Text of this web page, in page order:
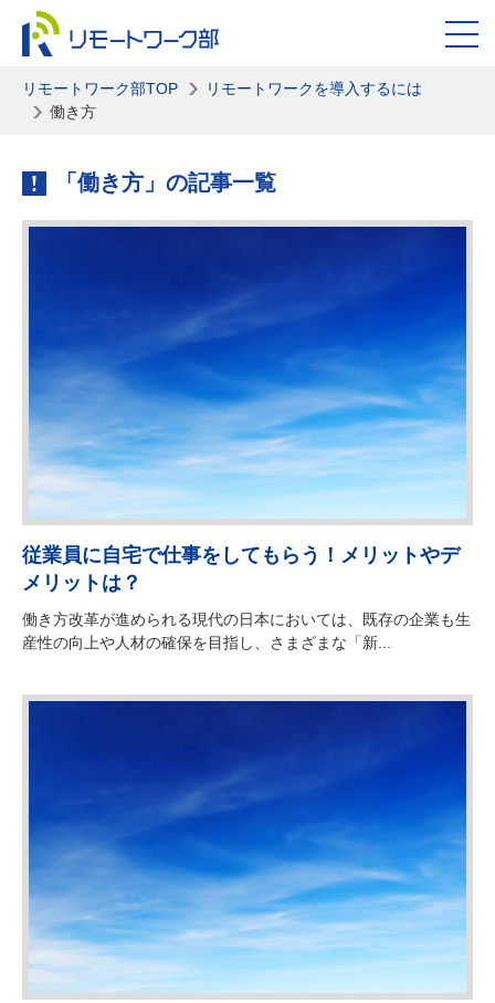
リモートワーク部TOP
リモートワークを導入するには
働き方
「働き方」の記事一覧
従業員に自宅で仕事をしてもらう！メリットやデ
メリットは？
働き方改革が進められる現代の日本においては、既存の企業も生
産性の向上や人材の確保を目指し、さまざまな「新...